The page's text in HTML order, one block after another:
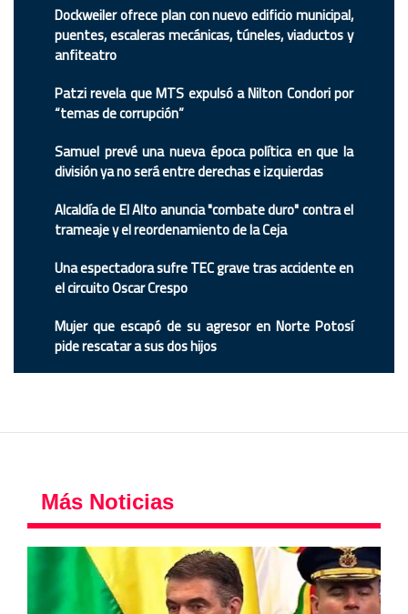
Dockweiler ofrece plan con nuevo edificio municipal,
puentes, escaleras mecánicas, túneles, viaductos y
anfiteatro
Patzi revela que MTS expulsó a Nilton Condori por
“temas de corrupción”
Samuel prevé una nueva época política en que la
división ya no será entre derechas e izquierdas
Alcaldía de El Alto anuncia "combate duro" contra el
trameaje y el reordenamiento de la Ceja
Una espectadora sufre TEC grave tras accidente en
el circuito Oscar Crespo
Mujer que escapó de su agresor en Norte Potosí
pide rescatar a sus dos hijos
Más Noticias